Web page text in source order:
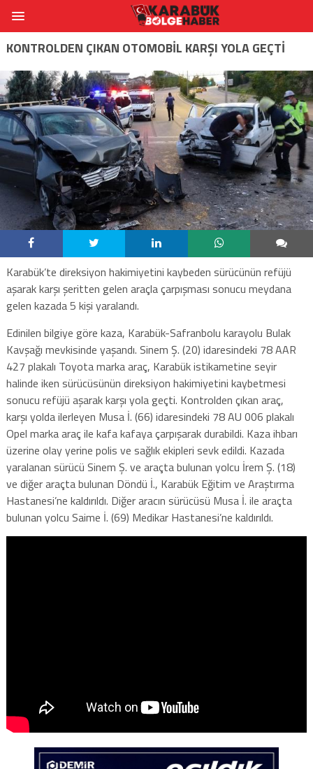
KONTROLDEN ÇIKAN OTOMOBİL KARŞI YOLA GEÇTİ
Karabük’te direksiyon hakimiyetini kaybeden sürücünün refüjü
aşarak karşı şeritten gelen araçla çarpışması sonucu meydana
gelen kazada 5 kişi yaralandı.
Edinilen bilgiye göre kaza, Karabük-Safranbolu karayolu Bulak
Kavşağı mevkisinde yaşandı. Sinem Ş. (20) idaresindeki 78 AAR
427 plakalı Toyota marka araç, Karabük istikametine seyir
halinde iken sürücüsünün direksiyon hakimiyetini kaybetmesi
sonucu refüjü aşarak karşı yola geçti. Kontrolden çıkan araç,
karşı yolda ilerleyen Musa İ. (66) idaresindeki 78 AU 006 plakalı
Opel marka araç ile kafa kafaya çarpışarak durabildi. Kaza ihbarı
üzerine olay yerine polis ve sağlık ekipleri sevk edildi. Kazada
yaralanan sürücü Sinem Ş. ve araçta bulunan yolcu İrem Ş. (18)
ve diğer araçta bulunan Döndü İ., Karabük Eğitim ve Araştırma
Hastanesi’ne kaldırıldı. Diğer aracın sürücüsü Musa İ. ile araçta
bulunan yolcu Saime İ. (69) Medikar Hastanesi’ne kaldırıldı.